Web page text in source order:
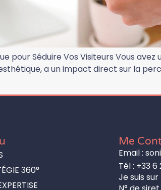
pour Séduire Vos Visiteurs Vous
a un impact direct sur la
360°
Me
Email :
Tél : +33 6
Je suis